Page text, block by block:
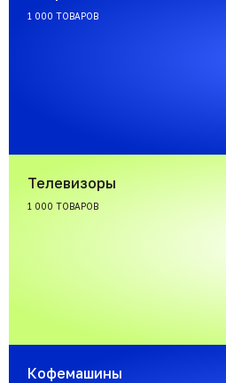
1 000 ТОВАРОВ
Телевизоры
1 000 ТОВАРОВ
Кофемашины